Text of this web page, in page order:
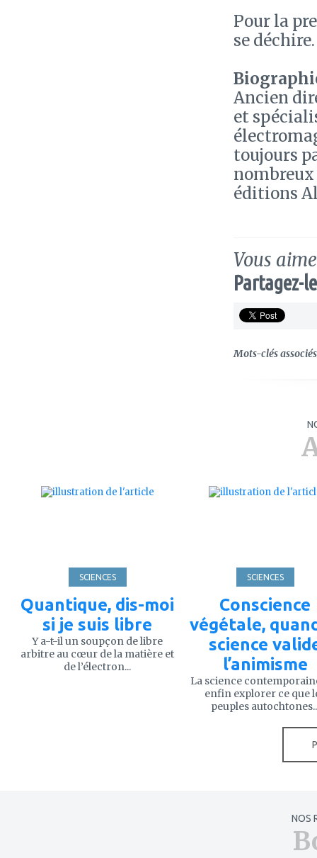
Pour la
se déchire.
Ancien
et
toujours
nombreux
éditions
Vous
Partagez-
Mots-clés
SCIENCES
Quantique, dis-moi
si je suis libre
Y a-t-il un soupçon de libre
arbitre au cœur de la matière et
de l’électron...
SCIENCES
Conscience
végétale,
science
l’animisme
La science
enfin explorer ce que
peuples
NOS